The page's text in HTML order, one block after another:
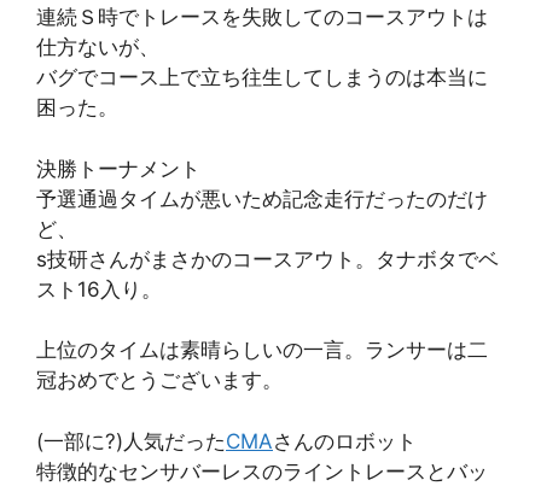
連続Ｓ時でトレースを失敗してのコースアウトは
仕方ないが、
バグでコース上で立ち往生してしまうのは本当に
困った。
決勝トーナメント
予選通過タイムが悪いため記念走行だったのだけ
ど、
s技研さんがまさかのコースアウト。タナボタでベ
スト16入り。
上位のタイムは素晴らしいの一言。ランサーは二
冠おめでとうございます。
(一部に?)人気だったCMAさんのロボット
特徴的なセンサバーレスのライントレースとバッ